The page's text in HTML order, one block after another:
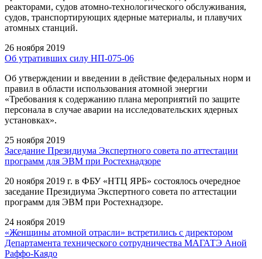
реакторами, судов атомно-технологического обслуживания,
судов, транспортирующих ядерные материалы, и плавучих
атомных станций.
26 ноября 2019
Об утративших силу НП-075-06
Об утверждении и введении в действие федеральных норм и
правил в области использования атомной энергии
«Требования к содержанию плана мероприятий по защите
персонала в случае аварии на исследовательских ядерных
установках».
25 ноября 2019
Заседание Президиума Экспертного совета по аттестации
программ для ЭВМ при Ростехнадзоре
20 ноября 2019 г. в ФБУ «НТЦ ЯРБ» состоялось очередное
заседание Президиума Экспертного совета по аттестации
программ для ЭВМ при Ростехнадзоре.
24 ноября 2019
«Женщины атомной отрасли» встретились с директором
Департамента технического сотрудничества МАГАТЭ Аной
Раффо-Каядо